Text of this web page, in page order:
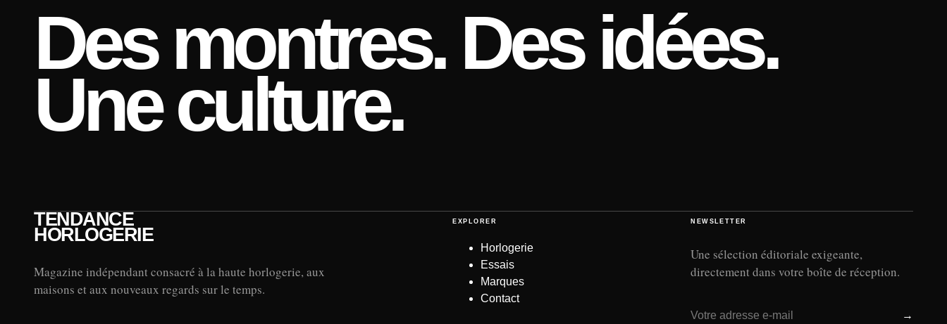
Des montres. Des idées.
Une culture.
TENDANCE
HORLOGERIE
Magazine indépendant consacré à la haute horlogerie, aux
maisons et aux nouveaux regards sur le temps.
EXPLORER
Horlogerie
Essais
Marques
Contact
NEWSLETTER
Une sélection éditoriale exigeante,
directement dans votre boîte de réception.
→